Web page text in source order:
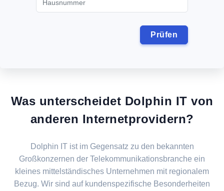
Was unterscheidet Dolphin IT von
anderen Internetprovidern?
Dolphin IT ist im Gegensatz zu den bekannten
Großkonzernen der Telekommunikationsbranche ein
kleines mittelständisches Unternehmen mit regionalem
Bezug. Wir sind auf kundenspezifische Besonderheiten